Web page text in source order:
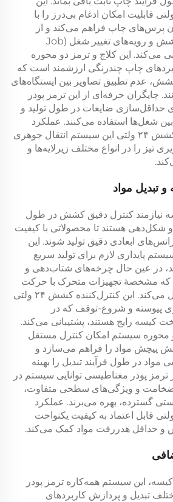
قابلیت امکان ادغام بی‌درز را با
پرس‌های چاپ فراهم می‌کند و از
پروفایل‌بندی خودکار کشش و رویه‌های تغییر شغل (Job
کلاچ و ترمز دو محوره
چاپ چندرنگی ارزشمند است که
عدم تطبیق تصاویر بین ایستگاه‌های
چاپگران حرفه‌ای از این ترمز پودر
حداقل‌سازی ضایعات در طول تولید و
شغل‌ها استفاده می‌کنند. عملکرد
ولتی
این سیستم انتقال جوهری
تیز را در انواع مختلف زیرلایه‌ها و
تبدیل مواد
نیازمند کنترل دقیق کشش در طول
شکل‌دهی هستند تا محصولاتی با کیفیت
ابعادی دقیق تولید شوند. این
پایداری لازم برای تولید سریع
در عین حال چرخه‌های شتاب‌دهی و
مشخصهٔ تجهیزات متحرک با حرکت
می‌کند. این کنترل‌کننده کشش ۲۴ ولتی
پیوسته و شروع-توقف که در
کیسه رایج هستند، پشتیبانی می‌کند.
محوره سیستم امکان کنترل مستقل
پیچش مواد را فراهم می‌سازد و
مواد در طول فرآیند تبدیل را بهینه
ترمز پودر مغناطیسی توانایی سیستم در
ضخامت و ویژگی‌های سطحی متفاوت،
گسترده، بهره می‌برند. عملکرد
قابل اعتماد به کیفیت یکنواخت
و حداقل هدررفت مواد کمک می‌کند.
این سیستم همه‌کاره ترمز پودر
تبدیل و پردازش کاربردهای